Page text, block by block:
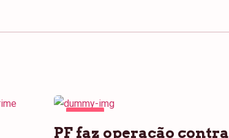
PORÃ
PF faz operação contra